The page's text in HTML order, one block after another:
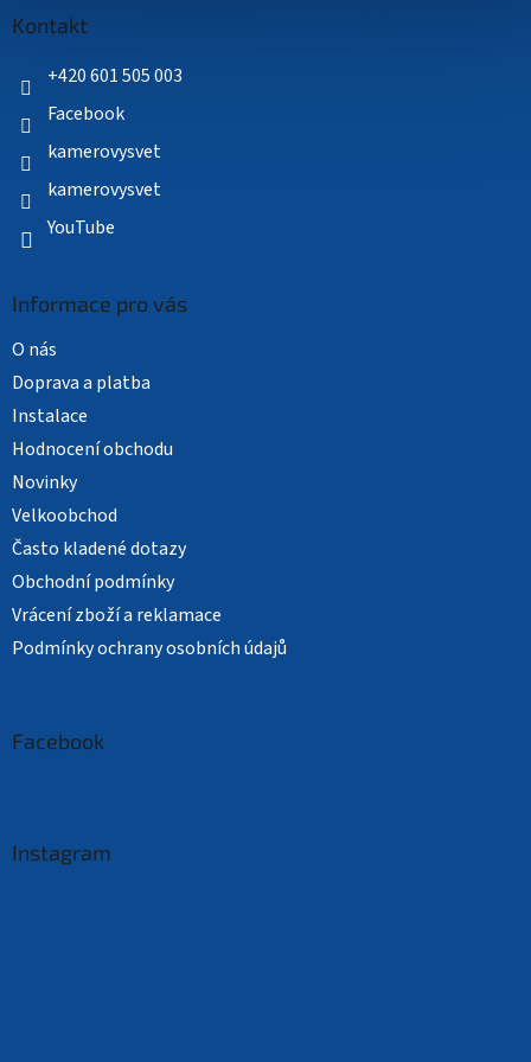
Kontakt
+420 601 505 003
Facebook
kamerovysvet
kamerovysvet
YouTube
Informace pro vás
O nás
Doprava a platba
Instalace
Hodnocení obchodu
Novinky
Velkoobchod
Často kladené dotazy
Obchodní podmínky
Vrácení zboží a reklamace
Podmínky ochrany osobních údajů
Facebook
Instagram